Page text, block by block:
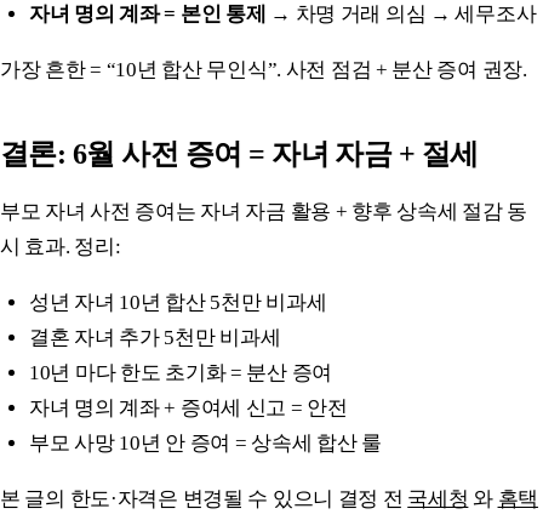
자녀 명의 계좌 = 본인 통제
→ 차명 거래 의심 → 세무조사
가장 흔한 = “10년 합산 무인식”. 사전 점검 + 분산 증여 권장.
결론: 6월 사전 증여 = 자녀 자금 + 절세
부모 자녀 사전 증여는 자녀 자금 활용 + 향후 상속세 절감 동
시 효과. 정리:
성년 자녀 10년 합산 5천만 비과세
결혼 자녀 추가 5천만 비과세
10년 마다 한도 초기화 = 분산 증여
자녀 명의 계좌 + 증여세 신고 = 안전
부모 사망 10년 안 증여 = 상속세 합산 룰
본 글의 한도·자격은 변경될 수 있으니 결정 전 국세청 와 홈택